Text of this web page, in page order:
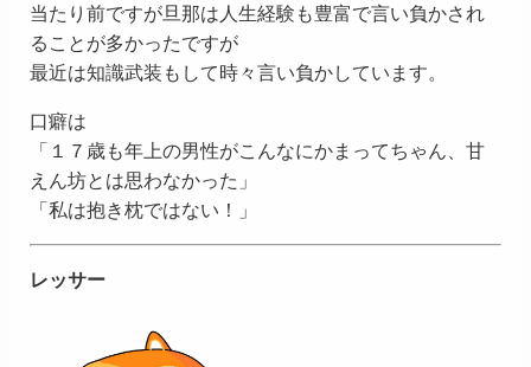
当たり前ですが旦那は人生経験も豊富で言い負かされ
ることが多かったですが
最近は知識武装もして時々言い負かしています。
口癖は
「１７歳も年上の男性がこんなにかまってちゃん、甘
えん坊とは思わなかった」
「私は抱き枕ではない！」
レッサー